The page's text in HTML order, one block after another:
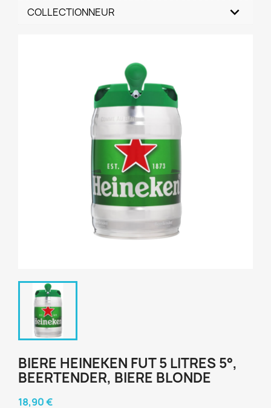
COLLECTIONNEUR
BIERE HEINEKEN FUT 5 LITRES 5°,
BEERTENDER, BIERE BLONDE
18,90 €